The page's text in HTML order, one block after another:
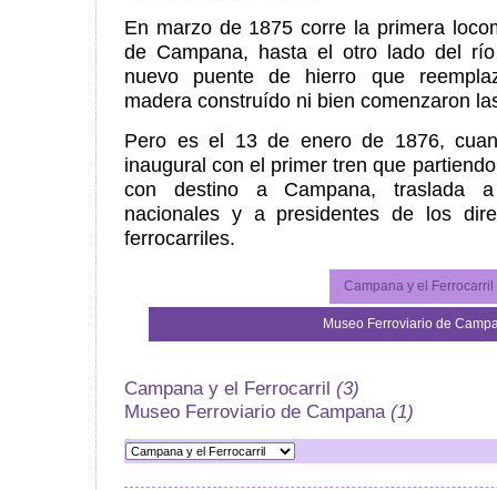
En marzo de 1875 corre la primera
de Campana, hasta el otro lado del
nuevo puente de hierro que
madera construído ni bien comenzaron
Pero es el 13 de enero de 1876,
inaugural con el primer tren que
con destino a Campana, traslada
nacionales y a presidentes de los
ferrocarriles.
Campana y el Ferrocarril
Museo Ferroviario de
Campana y el Ferrocarril (3)
Museo Ferroviario de Campana (1)